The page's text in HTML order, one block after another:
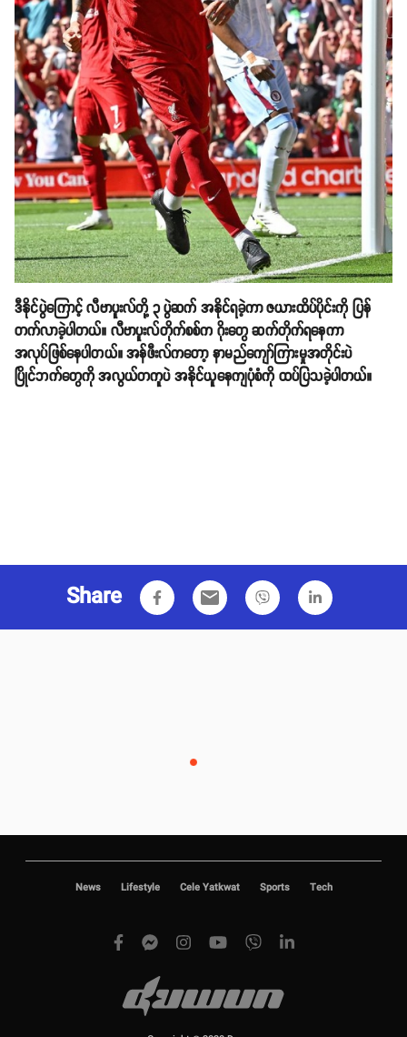
ဒီနိုင်ပွဲကြောင့် လီဗာပူးလ်တို့ ၃ ပွဲဆက် အနိုင်ရခဲ့ကာ ဇယားထိပ်ပိုင်းကို ပြန်
တက်လာခဲ့ပါတယ်။ လီဗာပူးလ်တိုက်စစ်က ဂိုးတွေ ဆက်တိုက်ရနေကာ
အလုပ်ဖြစ်နေပါတယ်။ အန်ဖီးလ်ကတော့ နာမည်ကျော်ကြားမှုအတိုင်းပဲ
ပြိုင်ဘက်တွေကို အလွယ်တကူပဲ အနိုင်ယူနေကျပုံစံကို ထပ်ပြသခဲ့ပါတယ်။
Share email
News Lifestyle Cele Yatkwat Sports Tech